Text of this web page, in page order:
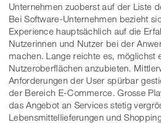
Unternehmen zuoberst auf der Liste
Bei Software-Unternehmen bezieht
Experience hauptsächlich auf die
Nutzerinnen und Nutzer bei der
machen. Lange reichte es, möglichst
Nutzeroberflächen anzubieten.
Anforderungen der User spürbar
der Bereich E-Commerce. Grosse
das Angebot an Services stetig
Lebensmittellieferungen und